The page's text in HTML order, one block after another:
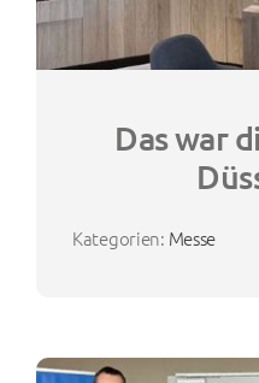
Das war
Kategorien: Messe